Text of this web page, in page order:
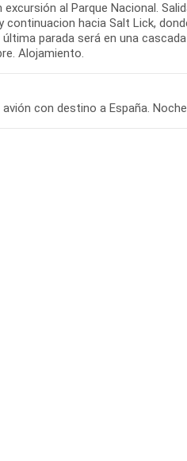
al Parque Nacional.
hacia Salt Lick,
parada será en una
Alojamiento.
con destino a España.